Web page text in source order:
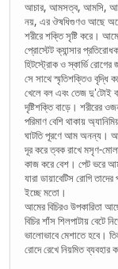
আচার, আমসত্ব, আমসি,
নয়, এর ঔষধিগুণও আছে
শরীরে শক্তি সৃষ্টি করে।
প্রোস্টেট ক্যান্সার
হিটস্ট্রোক ও স্কার্ভি
সে সাথে স্মৃতিশক্তিও বৃদ্ধি
খেলে বল এবং তেজ দু'টোই
দৃষ্টিশক্তি বাড়ে। শরীরের
পরিমাণ বেশি থাকায়
ঘাটতি পূরণে আম অনন্য।
দূর করে ত্বক রাখে মসৃণ-
কাজ করে বেশ। পেট ভরে
যারা ডায়াবেটিস রোগি
ইচ্ছে মতো।
আমের বিচিরও উপকারিতা
বিচির শাঁস শিলপাটায়
ভালোভাবে মেশাতে হবে।
রোদে রেখে নিয়মিত